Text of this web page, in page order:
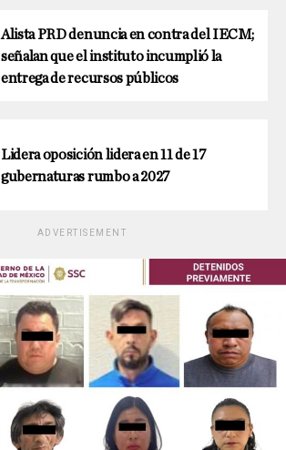
Alista PRD denuncia en contra del IECM;
señalan que el instituto incumplió la
entrega de recursos públicos
Lidera oposición lidera en 11 de 17
gubernaturas rumbo a 2027
ADVERTISEMENT